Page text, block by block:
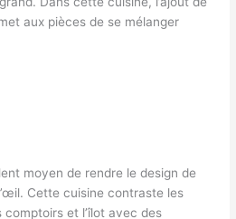
aux pièces de se mélanger
moyen de rendre le design de
Cette cuisine contraste les
et l’îlot avec des